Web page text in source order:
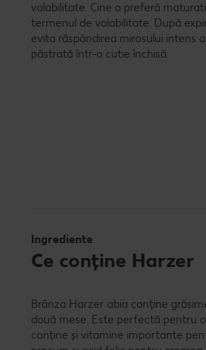
valabilitate. Cine o preferă
termenul de valabilitate. După
evita răspândirea mirosului intens
păstrată într-o cutie închisă.
Ingrediente
Ce conține Harzer
Brânza Harzer abia conține
două mese. Este perfectă pentru
conține și vitamine importante